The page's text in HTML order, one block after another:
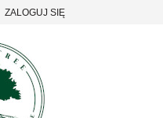
ZALOGUJ SIĘ